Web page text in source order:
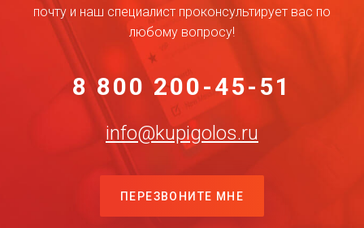
почту и наш специалист проконсультирует вас по
любому вопросу!
8 800 200-45-51
info@kupigolos.ru
ПЕРЕЗВОНИТЕ МНЕ